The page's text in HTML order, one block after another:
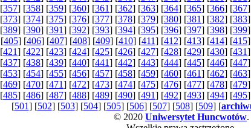
[357] [358] [359] [360] [361] [362] [363] [364] [365] [366] [367
[373] [374] [375] [376] [377] [378] [379] [380] [381] [382] [383
[389] [390] [391] [392] [393] [394] [395] [396] [397] [398] [399
[405] [406] [407] [408] [409] [410] [411] [412] [413] [414] [415
[421] [422] [423] [424] [425] [426] [427] [428] [429] [430] [431
[437] [438] [439] [440] [441] [442] [443] [444] [445] [446] [447
[453] [454] [455] [456] [457] [458] [459] [460] [461] [462] [463
[469] [470] [471] [472] [473] [474] [475] [476] [477] [478] [479
[485] [486] [487] [488] [489] [490] [491] [492] [493] [494] [495
[501] [502] [503] [504] [505] [506] [507] [508] [509] [
© 2020 Uniwersytet Huncwotów.